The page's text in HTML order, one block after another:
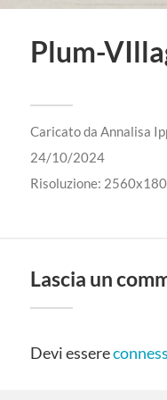
Plum-
Caricato da Annalisa
24/10/2024
Risoluzione:
Lascia un
Devi essere